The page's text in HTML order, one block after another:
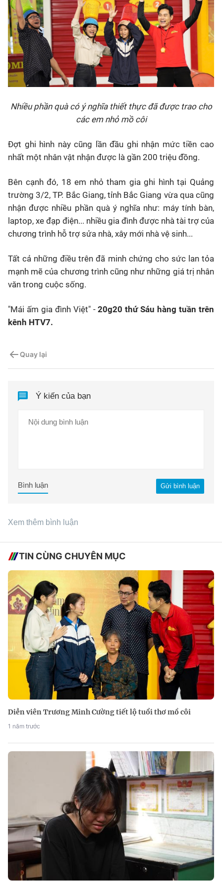
Nhiều phần quà có ý nghĩa thiết thực đã được trao cho
các em nhỏ mồ côi
Đợt ghi hình này cũng lần đầu ghi nhận mức tiền cao
nhất một nhân vật nhận được là gần 200 triệu đồng.
Bên cạnh đó, 18 em nhỏ tham gia ghi hình tại Quảng
trường 3/2, TP. Bắc Giang, tỉnh Bắc Giang vừa qua cũng
nhận được nhiều phần quà ý nghĩa như: máy tính bàn,
laptop, xe đạp điện... nhiều gia đình được nhà tài trợ của
chương trình hỗ trợ sửa nhà, xây mới nhà vệ sinh...
Tất cả những điều trên đã minh chứng cho sức lan tỏa
mạnh mẽ của chương trình cũng như những giá trị nhân
văn trong cuộc sống.
"Mái ấm gia đình Việt" -20g20 thứ Sáu hàng tuần trên
kênh HTV7.
Quay lại
Ý kiến của bạn
Gửi bình luận
Bình luận
Xem thêm bình luận
TIN CÙNG CHUYÊN MỤC
Diễn viên Trương Minh Cường tiết lộ tuổi thơ mồ côi
1 năm trước